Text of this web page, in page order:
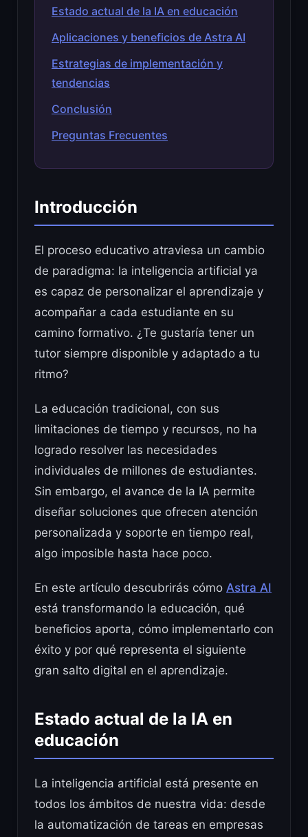
Estado actual de la IA en educación
Aplicaciones y beneficios de Astra AI
Estrategias de implementación y
tendencias
Conclusión
Preguntas Frecuentes
Introducción
El proceso educativo atraviesa un cambio
de paradigma: la inteligencia artificial ya
es capaz de personalizar el aprendizaje y
acompañar a cada estudiante en su
camino formativo. ¿Te gustaría tener un
tutor siempre disponible y adaptado a tu
ritmo?
La educación tradicional, con sus
limitaciones de tiempo y recursos, no ha
logrado resolver las necesidades
individuales de millones de estudiantes.
Sin embargo, el avance de la IA permite
diseñar soluciones que ofrecen atención
personalizada y soporte en tiempo real,
algo imposible hasta hace poco.
En este artículo descubrirás cómo Astra AI
está transformando la educación, qué
beneficios aporta, cómo implementarlo con
éxito y por qué representa el siguiente
gran salto digital en el aprendizaje.
Estado actual de la IA en
educación
La inteligencia artificial está presente en
todos los ámbitos de nuestra vida: desde
la automatización de tareas en empresas